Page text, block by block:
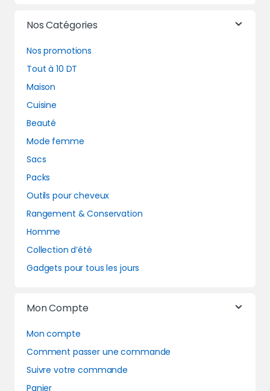
Nos Catégories
Nos promotions
Tout à 10 DT
Maison
Cuisine
Beauté
Mode femme
Sacs
Packs
Outils pour cheveux
Rangement & Conservation
Homme
Collection d’été
Gadgets pour tous les jours
Mon Compte
Mon compte
Comment passer une commande
Suivre votre commande
Panier